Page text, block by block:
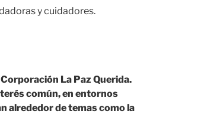
y cuidadores.
La Paz Querida.
común, en entornos
alrededor de temas como la